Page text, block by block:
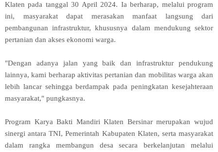
Klaten pada tanggal 30 April 2024. Ia berharap, melalui program
ini, masyarakat dapat merasakan manfaat langsung dari
pembangunan infrastruktur, khususnya dalam mendukung sektor
pertanian dan akses ekonomi warga.
"Dengan adanya jalan yang baik dan infrastruktur pendukung
lainnya, kami berharap aktivitas pertanian dan mobilitas warga akan
lebih lancar sehingga berdampak pada peningkatan kesejahteraan
masyarakat," pungkasnya.
Program Karya Bakti Mandiri Klaten Bersinar merupakan wujud
sinergi antara TNI, Pemerintah Kabupaten Klaten, serta masyarakat
dalam rangka membangun desa secara berkelanjutan melalui